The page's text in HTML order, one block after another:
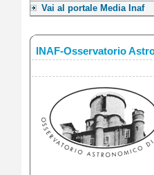
Vai al portale Media Inaf
INAF-Osservatorio